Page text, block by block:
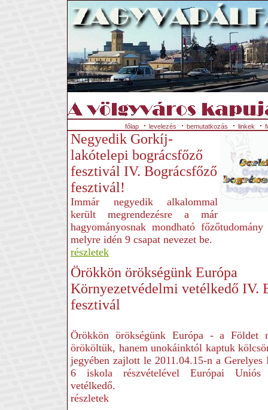
főlap levelezés bemutatkozás linkek
Negyedik Gorkíj-
lakótelepi bográcsfőző
fesztivál IV. Bográcsfőző
fesztivál!
Immár negyedik alkalommal
került megrendezésre a már
hagyományosnak mondható
melyre idén 9 csapat nevezet be.
részletek
Örökkön örökségünk Európa
Környezetvédelmi vetélkedő IV.
fesztivál
Örökkön örökségünk Európa - a Földet
örököltük, hanem unokáinktól kaptuk
jegyében zajlott le 2011.04.15-n a Gerelyes
6 iskola részvételével Európai Uniós
vetélkedő.
részletek